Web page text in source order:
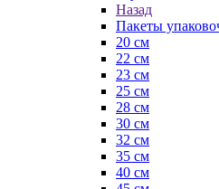
Назад
Пакеты
20 см
22 см
23 см
25 см
28 см
30 см
32 см
35 см
40 см